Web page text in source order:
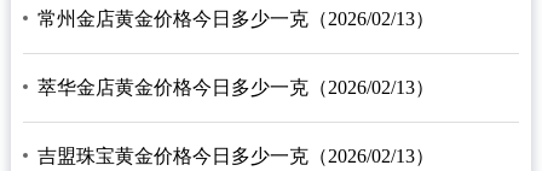
常州金店黄金价格今日多少一克（2026/02/13）
萃华金店黄金价格今日多少一克（2026/02/13）
吉盟珠宝黄金价格今日多少一克（2026/02/13）